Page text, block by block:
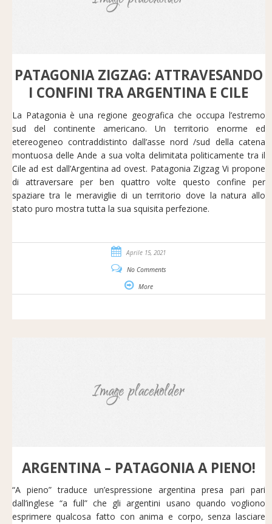
PATAGONIA ZIGZAG: ATTRAVESANDO
I CONFINI TRA ARGENTINA E CILE
La Patagonia è una regione geografica che occupa l’estremo
sud del continente americano. Un territorio enorme ed
etereogeneo contraddistinto dall’asse nord /sud della catena
montuosa delle Ande a sua volta delimitata politicamente tra il
Cile ad est dall’Argentina ad ovest. Patagonia Zigzag Vi propone
di attraversare per ben quattro volte questo confine per
spaziare tra le meraviglie di un territorio dove la natura allo
stato puro mostra tutta la sua squisita perfezione.
Aprile 15, 2021
No Comments
More
ARGENTINA – PATAGONIA A PIENO!
“A pieno” traduce un’espressione argentina presa pari pari
dall’inglese “a full” che gli argentini usano quando vogliono
esprimere qualcosa fatto con anima e corpo, senza lasciare